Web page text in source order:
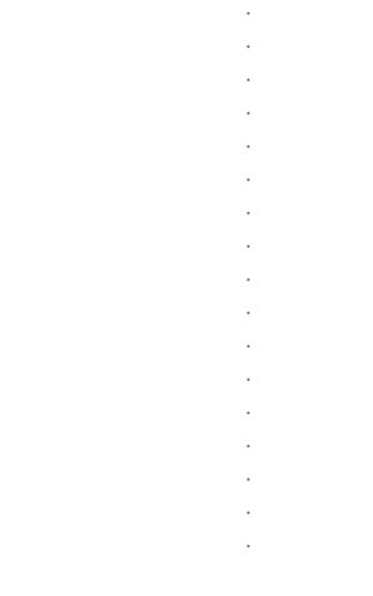
・
・
・
・
・
・
・
・
・
・
・
・
・
・
・
・
・